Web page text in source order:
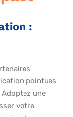
:
pointues
Adoptez une
votre